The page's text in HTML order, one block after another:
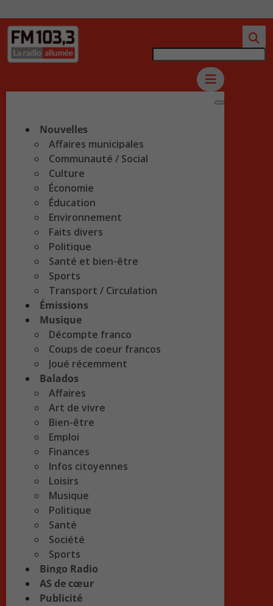
Nouvelles
Affaires municipales
Communauté / Social
Culture
Économie
Éducation
Environnement
Faits divers
Politique
Santé et bien-être
Sports
Transport / Circulation
Émissions
Musique
Décompte franco
Coups de coeur francos
Joué récemment
Balados
Affaires
Art de vivre
Bien-être
Emploi
Finances
Infos citoyennes
Loisirs
Musique
Politique
Santé
Société
Sports
Bingo Radio
AS de cœur
Publicité